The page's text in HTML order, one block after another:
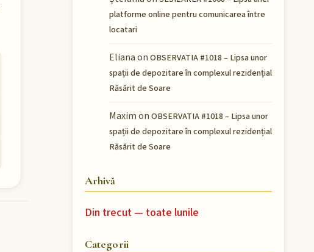
platforme online pentru comunicarea între
locatari
Elianaon OBSERVATIA #1018 – Lipsa unor
spații de depozitare în complexul rezidențial
Răsărit de Soare
Maximon OBSERVATIA #1018 – Lipsa unor
spații de depozitare în complexul rezidențial
Răsărit de Soare
Arhivă
Din trecut — toate lunile
Categorii